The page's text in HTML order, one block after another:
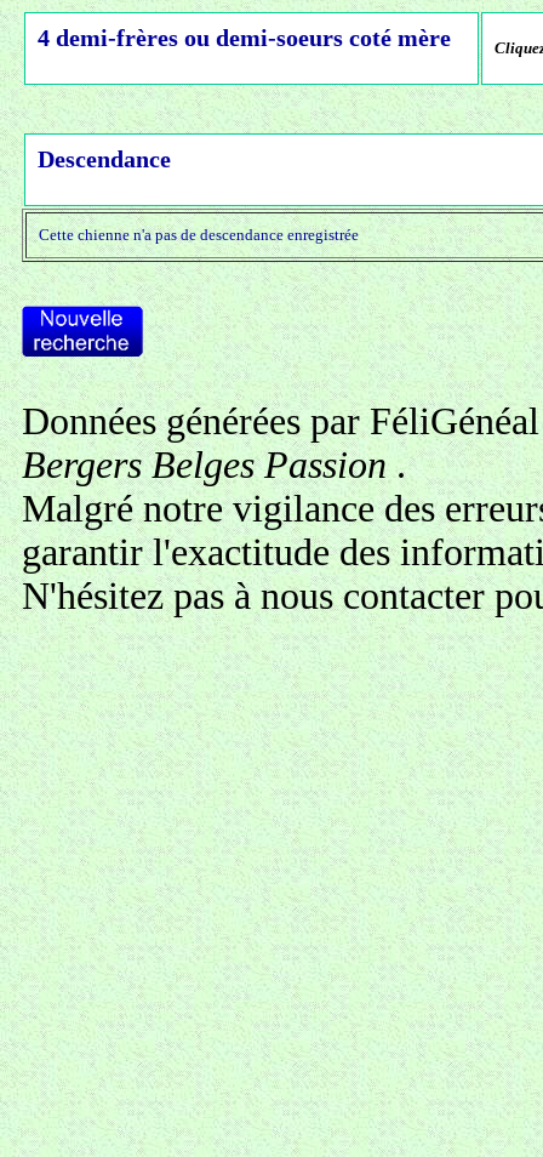
4 demi-frères ou demi-soeurs coté mère
Descendance
Cette chienne n'a pas de descendance enregistrée
Données générées par
Bergers Belges Passion.
Malgré notre vigilance des
garantir l'exactitude des
N'hésitez pas à nous contacter